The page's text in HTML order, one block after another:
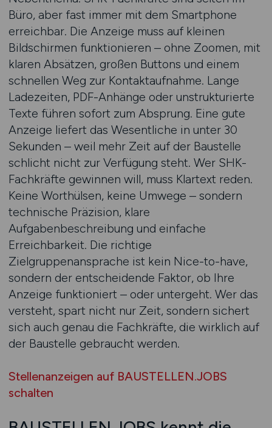
Büro, aber fast immer mit dem Smartphone
erreichbar. Die Anzeige muss auf kleinen
Bildschirmen funktionieren – ohne Zoomen, mit
klaren Absätzen, großen Buttons und einem
schnellen Weg zur Kontaktaufnahme. Lange
Ladezeiten, PDF-Anhänge oder unstrukturierte
Texte führen sofort zum Absprung. Eine gute
Anzeige liefert das Wesentliche in unter 30
Sekunden – weil mehr Zeit auf der Baustelle
schlicht nicht zur Verfügung steht. Wer SHK-
Fachkräfte gewinnen will, muss Klartext reden.
Keine Worthülsen, keine Umwege – sondern
technische Präzision, klare
Aufgabenbeschreibung und einfache
Erreichbarkeit. Die richtige
Zielgruppenansprache ist kein Nice-to-have,
sondern der entscheidende Faktor, ob Ihre
Anzeige funktioniert – oder untergeht. Wer das
versteht, spart nicht nur Zeit, sondern sichert
sich auch genau die Fachkräfte, die wirklich auf
der Baustelle gebraucht werden.
Stellenanzeigen auf BAUSTELLEN.JOBS
schalten